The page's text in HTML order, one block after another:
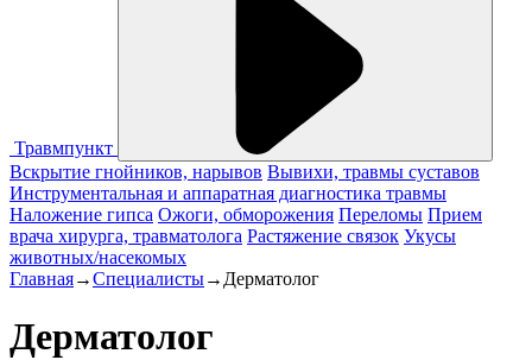
Травмпункт
Вскрытие гнойников, нарывов Вывихи, травмы суставов
Инструментальная и аппаратная диагностика травмы
Наложение гипса Ожоги, обморожения Переломы Прием
врача хирурга, травматолога Растяжение связок Укусы
животных/насекомых
Главная→Специалисты→ Дерматолог
Дерматолог